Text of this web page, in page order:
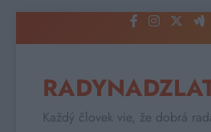
to
Každý človek vie, že dobrá